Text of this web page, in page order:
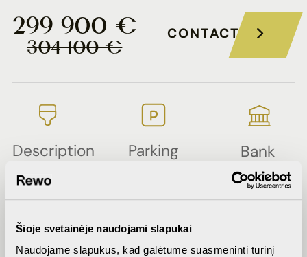
Šioje svetainėje naudojami slapukai
Naudojame slapukus, kad galėtume suasmeninti turinį
299 900 €
304 100 € CONTACT
Description
Partial
finishing
Parking
Bank
offers